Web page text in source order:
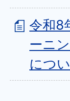
令和8
ーニ
につ